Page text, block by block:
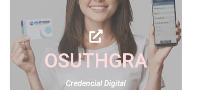
OSUTHGRA
Credencial Digital